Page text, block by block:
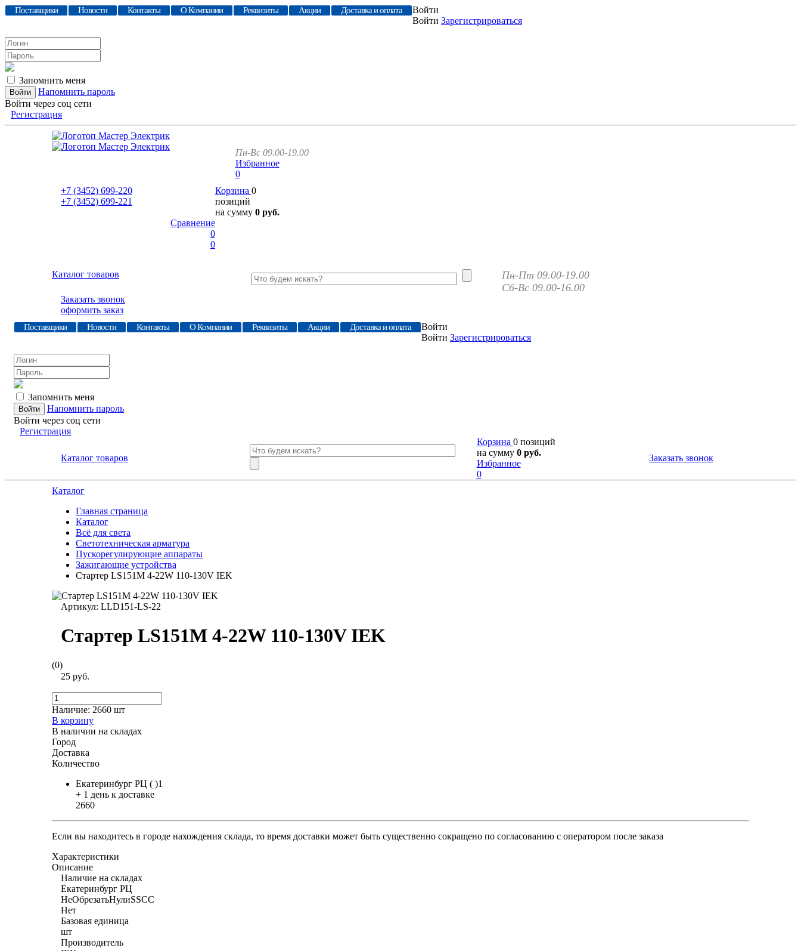
Поставщики Новости Контакты О Компании Реквизиты Акции Доставка и оплата
Войти
Войти Зарегистрироваться
Запомнить меня
Напомнить пароль
Войти через соц сети
Регистрация
Пн-Вс 09.00-19.00
Избранное
0
+7 (3452) 699-220
+7 (3452) 699-221
Корзина 0
позиций
на сумму 0 руб.
Сравнение
0
0
Каталог товаров
Пн-Пт 09.00-19.00
Сб-Вс 09.00-16.00
Заказать звонок
оформить заказ
Поставщики Новости Контакты О Компании Реквизиты Акции Доставка и оплата
Войти
Войти Зарегистрироваться
Запомнить меня
Напомнить пароль
Войти через соц сети
Регистрация
Каталог товаров
Корзина 0 позиций
на сумму 0 руб.
Избранное
0
Заказать звонок
Каталог
Главная страница
Каталог
Всё для света
Светотехническая арматура
Пускорегулирующие аппараты
Зажигающие устройства
Стартер LS151M 4-22W 110-130V IEK
Артикул: LLD151-LS-22
Стартер LS151M 4-22W 110-130V IEK
(0)
25 руб.
Наличие: 2660 шт
В корзину
В наличии на складах
Город
Доставка
Количество
Екатеринбург РЦ ( )1
+ 1 день к доставке
2660
Если вы находитесь в городе нахождения склада, то время доставки может быть существенно сокращено по согласованию с оператором после заказа
Характеристики
Описание
Наличие на складах
Екатеринбург РЦ
НеОбрезатьНулиSSCC
Нет
Базовая единица
шт
Производитель